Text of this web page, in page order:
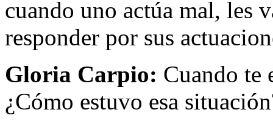
cuando uno actúa mal, les
responder por sus
Gloria Carpio: Cuando te
¿Cómo estuvo esa